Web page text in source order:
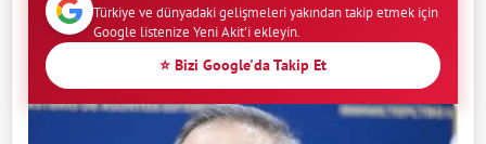
Türkiye ve dünyadaki gelişmeleri yakından takip etmek için
Google listenize Yeni Akit'i ekleyin.
⭐ Bizi Google'da Takip Et